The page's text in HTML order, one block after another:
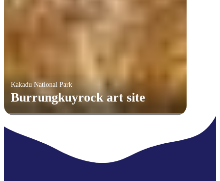
Kakadu National Park
Burrungkuyrock art site